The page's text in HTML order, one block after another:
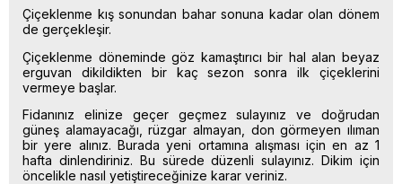
Çiçeklenme kış sonundan bahar sonuna kadar olan dönem
de gerçekleşir.
Çiçeklenme döneminde göz kamaştırıcı bir hal alan beyaz
erguvan dikildikten bir kaç sezon sonra ilk çiçeklerini
vermeye başlar.
Fidanınız elinize geçer geçmez sulayınız ve doğrudan
güneş alamayacağı, rüzgar almayan, don görmeyen ılıman
bir yere alınız. Burada yeni ortamına alışması için en az 1
hafta dinlendiriniz. Bu sürede düzenli sulayınız. Dikim için
öncelikle nasıl yetiştireceğinize karar veriniz.